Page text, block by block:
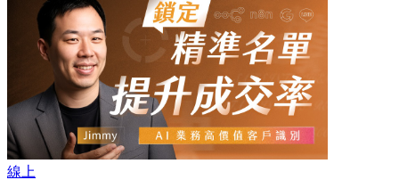
線上